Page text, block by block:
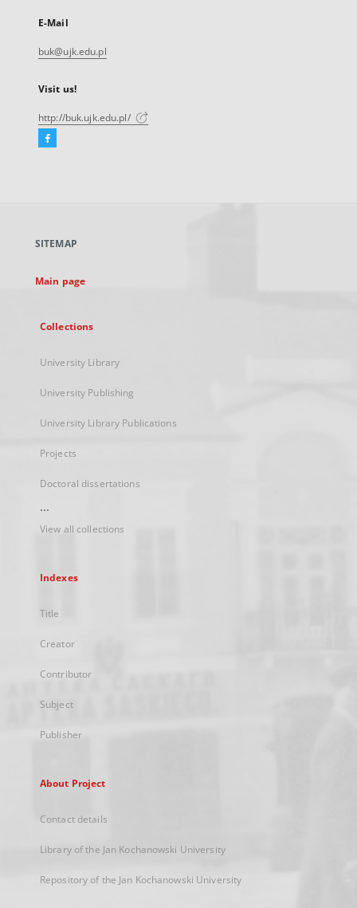
E-Mail
buk@ujk.edu.pl
Visit us!
http://buk.ujk.edu.pl/
Facebook
new
SITEMAP
Main page
Collections
University Library
University Publishing
University Library Publications
Projects
Doctoral dissertations
...
View all collections
Indexes
Title
Creator
Contributor
Subject
Publisher
About Project
Contact details
Library of the Jan Kochanowski University
Repository of the Jan Kochanowski University